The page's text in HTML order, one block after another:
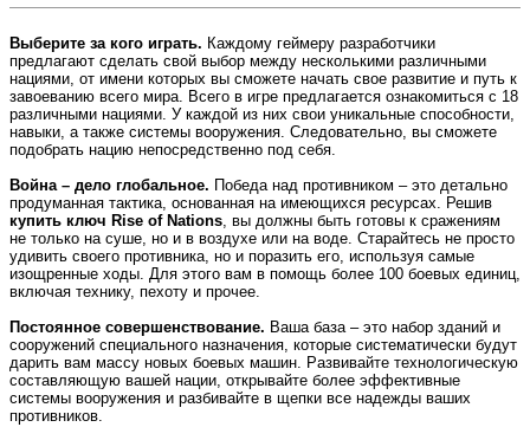
Выберите за кого играть. Каждому геймеру разработчики
предлагают сделать свой выбор между несколькими различными
нациями, от имени которых вы сможете начать свое развитие и путь к
завоеванию всего мира. Всего в игре предлагается ознакомиться с 18
различными нациями. У каждой из них свои уникальные способности,
навыки, а также системы вооружения. Следовательно, вы сможете
подобрать нацию непосредственно под себя.
Война – дело глобальное. Победа над противником – это детально
продуманная тактика, основанная на имеющихся ресурсах. Решив
купить ключ Rise of Nations , вы должны быть готовы к сражениям
не только на суше, но и в воздухе или на воде. Старайтесь не просто
удивить своего противника, но и поразить его, используя самые
изощренные ходы. Для этого вам в помощь более 100 боевых единиц,
включая технику, пехоту и прочее.
Постоянное совершенствование. Ваша база – это набор зданий и
сооружений специального назначения, которые систематически будут
дарить вам массу новых боевых машин. Развивайте технологическую
составляющую вашей нации, открывайте более эффективные
системы вооружения и разбивайте в щепки все надежды ваших
противников.